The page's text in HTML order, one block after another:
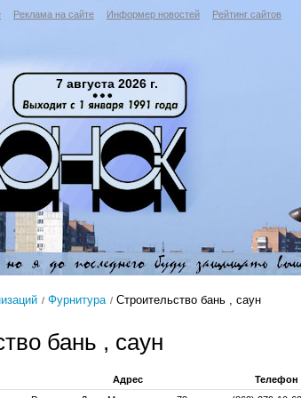
Реклама на сайте Информер новостей Рейтинг сайтов
7 августа 2026 г.
Фурнитура Строительство бань , саун
бань , саун
Адрес
Телефон